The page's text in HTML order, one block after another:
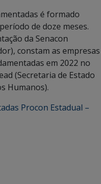
é formado
de doze meses.
da Senacon
constam as empresas
em 2022 no
(Secretaria de Estado
Humanos).
Procon Estadual –